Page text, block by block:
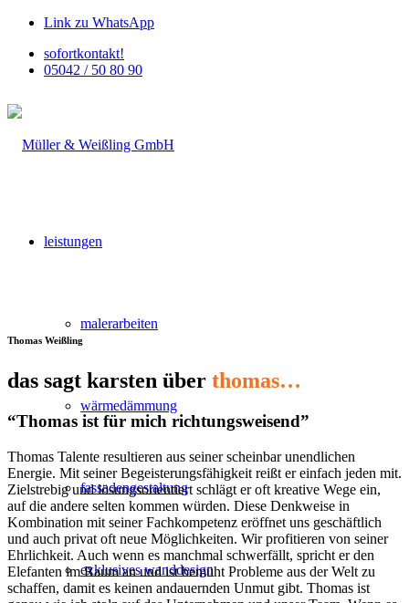
Link zu WhatsApp
sofortkontakt!
05042 / 50 80 90
leistungen
malerarbeiten
wärmedämmung
fassadengestaltung
exklusives wanddesign
Thomas Weißling
das sagt karsten über thomas…
“Thomas ist für mich richtungsweisend”
Thomas Talente resultieren aus seiner scheinbar unendlichen
Energie. Mit seiner Begeisterungsfähigkeit reißt er einfach jeden mit.
Zielstrebig und lösungsorientiert schlägt er oft kreative Wege ein,
auf die andere selten kommen würden. Diese Denkweise in
Kombination mit seiner Fachkompetenz eröffnet uns geschäftlich
und auch privat oft neue Möglichkeiten. Wir profitieren von seiner
Ehrlichkeit. Auch wenn es manchmal schwerfällt, spricht er den
Elefanten im Raum an und ist bemüht Probleme aus der Welt zu
schaffen, damit es keinen andauernden Unmut gibt. Thomas ist